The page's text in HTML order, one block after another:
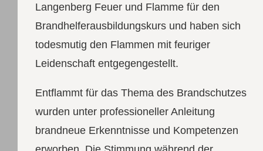
Langenberg Feuer und Flamme für den
Brandhelferausbildungskurs und haben sich
todesmutig den Flammen mit feuriger
Leidenschaft entgegengestellt.
Entflammt für das Thema des Brandschutzes
wurden unter professioneller Anleitung
brandneue Erkenntnisse und Kompetenzen